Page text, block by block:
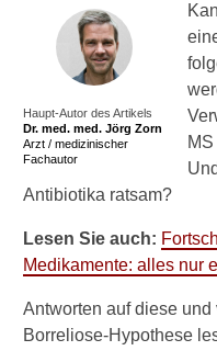
Haupt-Autor des Artikels
Dr. med. med. Jörg Zorn
Arzt / medizinischer
Fachautor
Antibiotika ratsam?
Lesen Sie auch:
Medikamente: alles nur
Antworten auf diese
Borreliose-Hypothese
► Gesundheitsthemen
MS in höherem
Symptome
Symptome zu
Wo treten
unsicherer Gang
Charcot-Trias